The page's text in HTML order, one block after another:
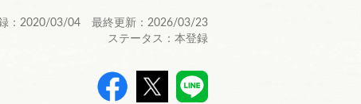
：2020/03/04 最終更新：2026/03/23
ステータス：本登録